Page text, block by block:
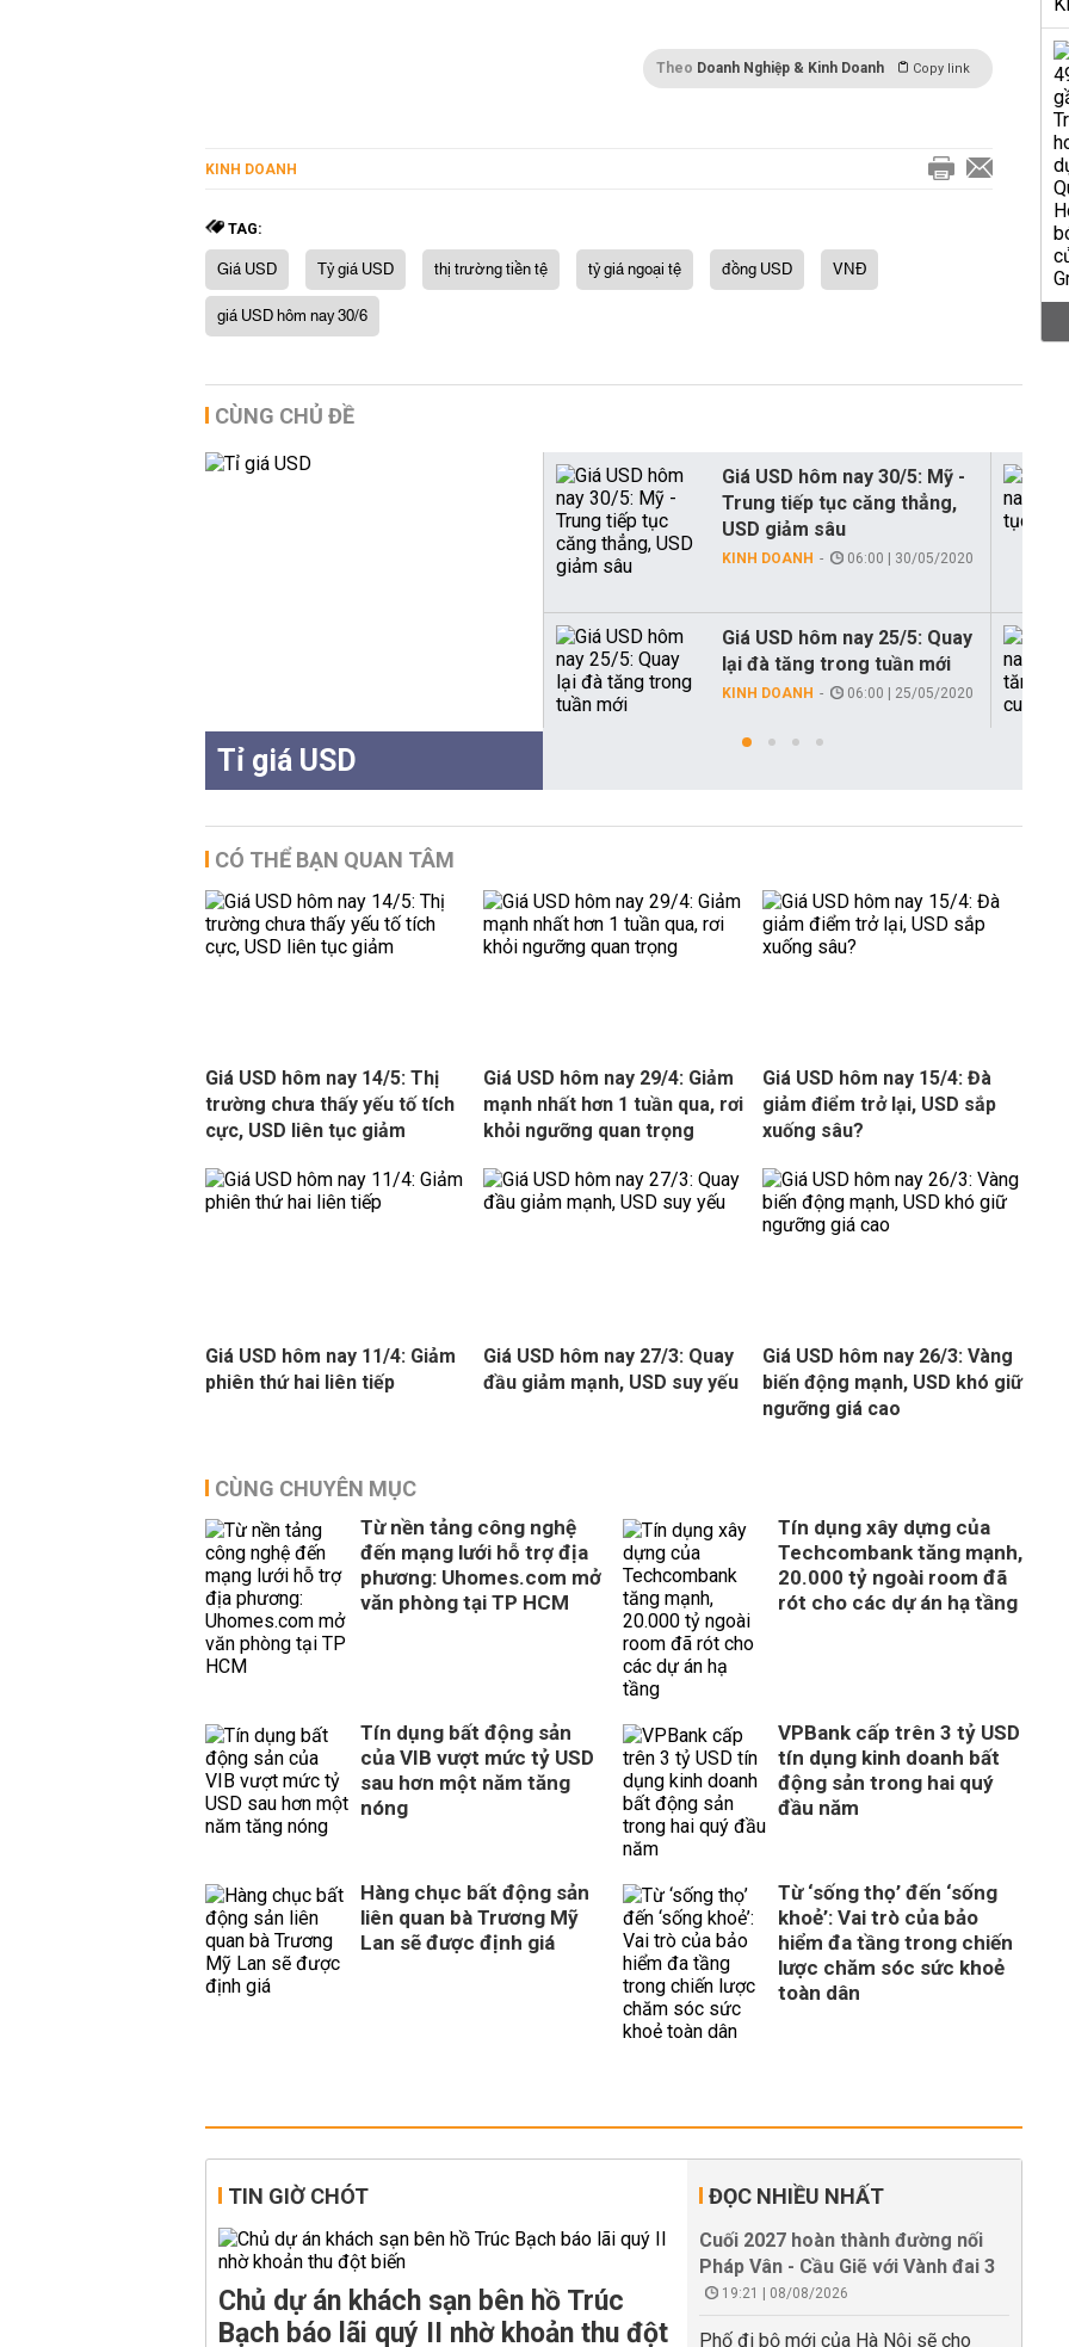
Theo Doanh Nghiệp & Kinh Doanh Copy link
KINH DOANH
TAG:
Giá USD Tỷ giá USD thị trường tiền tệ tỷ giá ngoại tệ đồng USD
VNĐ
giá USD hôm nay 30/6
CÙNG CHỦ ĐỀ
Tỉ giá USD
Giá USD hôm nay 30/5: Mỹ -
Trung tiếp tục căng thẳng,
USD giảm sâu
KINH DOANH 06:00 | 30/05/2020
Giá USD hôm nay 25/5: Quay
lại đà tăng trong tuần mới
KINH DOANH 06:00 | 25/05/2020
CÓ THỂ BẠN QUAN TÂM
Giá USD hôm nay 14/5: Thị
trường chưa thấy yếu tố tích
cực, USD liên tục giảm
Giá USD hôm nay 29/4: Giảm
mạnh nhất hơn 1 tuần qua, rơi
khỏi ngưỡng quan trọng
Giá USD hôm nay 15/4: Đà
giảm điểm trở lại, USD sắp
xuống sâu?
Giá USD hôm nay 11/4: Giảm
phiên thứ hai liên tiếp
Giá USD hôm nay 27/3: Quay
đầu giảm mạnh, USD suy yếu
Giá USD hôm nay 26/3: Vàng
biến động mạnh, USD khó giữ
ngưỡng giá cao
CÙNG CHUYÊN MỤC
Từ nền tảng công nghệ
đến mạng lưới hỗ trợ địa
phương: Uhomes.com mở
văn phòng tại TP HCM
Tín dụng xây dựng của
Techcombank tăng mạnh,
20.000 tỷ ngoài room đã
rót cho các dự án hạ tầng
Tín dụng bất động sản
của VIB vượt mức tỷ USD
sau hơn một năm tăng
nóng
VPBank cấp trên 3 tỷ USD
tín dụng kinh doanh bất
động sản trong hai quý
đầu năm
Hàng chục bất động sản
liên quan bà Trương Mỹ
Lan sẽ được định giá
Từ ‘sống thọ’ đến ‘sống
khoẻ’: Vai trò của bảo
hiểm đa tầng trong chiến
lược chăm sóc sức khoẻ
toàn dân
TIN GIỜ CHÓT
Chủ dự án khách sạn bên hồ Trúc
Bạch báo lãi quý II nhờ khoản thu đột
ĐỌC NHIỀU NHẤT
Cuối 2027 hoàn thành đường nối
Pháp Vân - Cầu Giẽ với Vành đai 3
19:21 | 08/08/2026
Phố đi bộ mới của Hà Nội sẽ cho